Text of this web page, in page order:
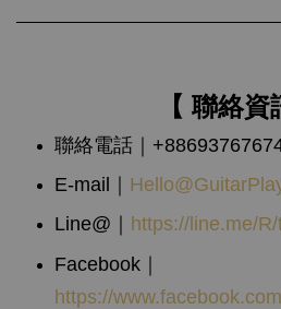
【 聯絡資
聯絡電話｜
E-mail｜ Hello@
Line@｜
https://line.me/
Facebook｜
https://